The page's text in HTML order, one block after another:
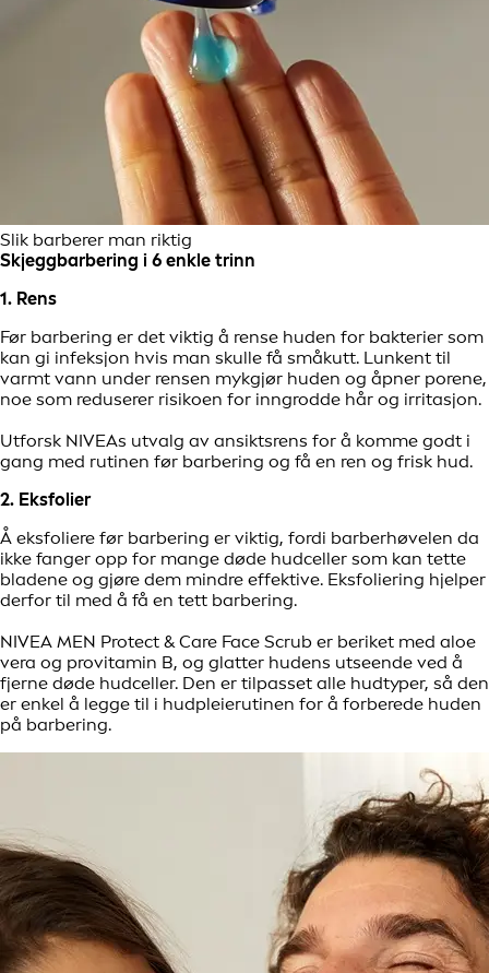
Slik barberer man riktig
Skjeggbarbering i 6 enkle trinn
1. Rens
Før barbering er det viktig å rense huden for bakterier som
kan gi infeksjon hvis man skulle få småkutt. Lunkent til
varmt vann under rensen mykgjør huden og åpner porene,
noe som reduserer risikoen for inngrodde hår og irritasjon.
Utforsk NIVEAs utvalg av ansiktsrens for å komme godt i
gang med rutinen før barbering og få en ren og frisk hud.
2. Eksfolier
Å eksfoliere før barbering er viktig, fordi barberhøvelen da
ikke fanger opp for mange døde hudceller som kan tette
bladene og gjøre dem mindre effektive. Eksfoliering hjelper
derfor til med å få en tett barbering.
NIVEA MEN Protect & Care Face Scrub er beriket med aloe
vera og provitamin B, og glatter hudens utseende ved å
fjerne døde hudceller. Den er tilpasset alle hudtyper, så den
er enkel å legge til i hudpleierutinen for å forberede huden
på barbering.